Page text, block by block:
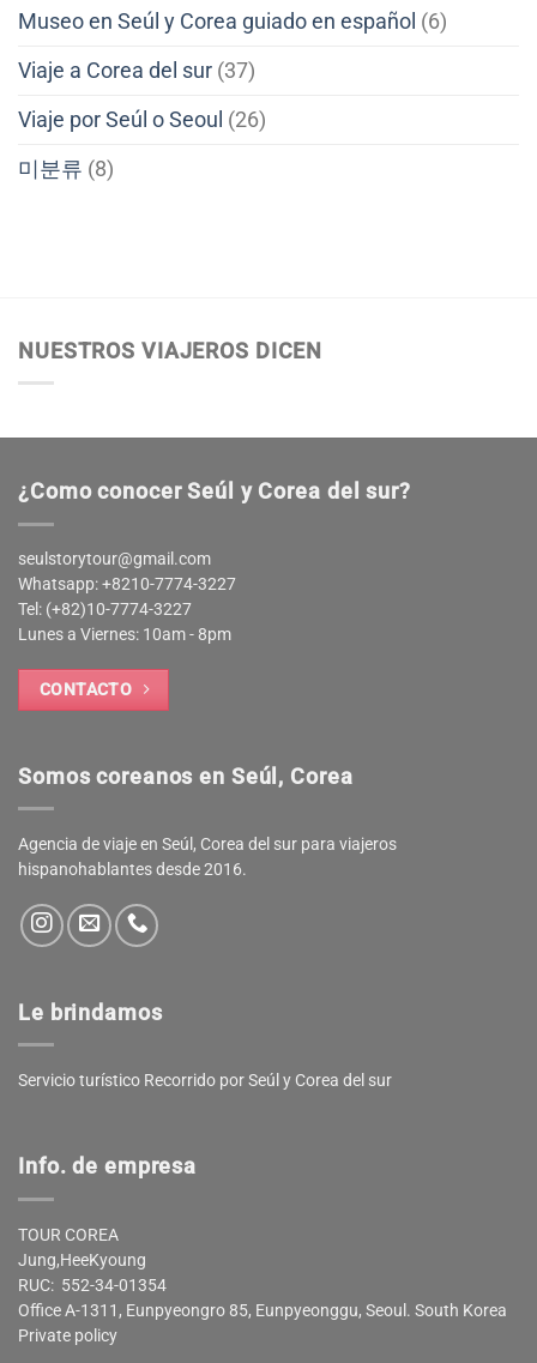
Museo en Seúl y Corea guiado en español (6)
Viaje a Corea del sur (37)
Viaje por Seúl o Seoul (26)
미분류 (8)
NUESTROS VIAJEROS DICEN
¿Como conocer Seúl y Corea del sur?
seulstorytour@gmail.com
Whatsapp: +8210-7774-3227
Tel: (+82)10-7774-3227
Lunes a Viernes: 10am - 8pm
CONTACTO
Somos coreanos en Seúl, Corea
Agencia de viaje en Seúl, Corea del sur para viajeros
hispanohablantes desde 2016.
Le brindamos
Servicio turístico Recorrido por Seúl y Corea del sur
Info. de empresa
TOUR COREA
Jung,HeeKyoung
RUC: 552-34-01354
Office A-1311, Eunpyeongro 85, Eunpyeonggu, Seoul. South Korea
Private policy